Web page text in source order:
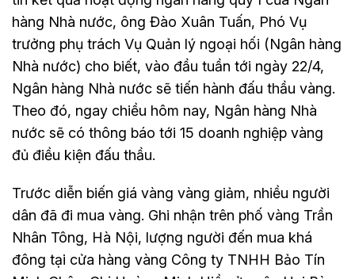
hàng Nhà nước, ông Đào Xuân Tuấn, Phó Vụ
trưởng phụ trách Vụ Quản lý ngoại hối (Ngân hàng
Nhà nước) cho biết, vào đầu tuần tới ngày 22/4,
Ngân hàng Nhà nước sẽ tiến hành đấu thầu vàng.
Theo đó, ngay chiều hôm nay, Ngân hàng Nhà
nước sẽ có thông báo tới 15 doanh nghiệp vàng
đủ điều kiện đấu thầu.
Trước diễn biến giá vàng vàng giảm, nhiều người
dân đã đi mua vàng. Ghi nhận trên phố vàng Trần
Nhân Tông, Hà Nội, lượng người đến mua khá
đông tại cửa hàng vàng Công ty TNHH Bảo Tín